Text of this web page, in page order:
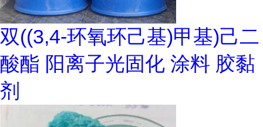
双((3,4-环氧环己基)甲基)己二
酸酯 阳离子光固化 涂料 胶黏
剂